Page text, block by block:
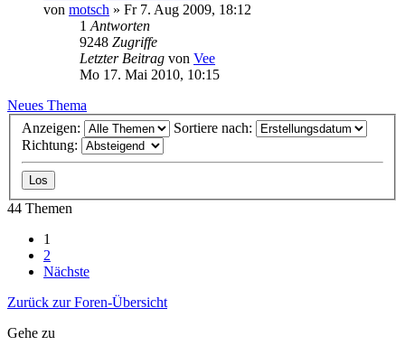
von motsch » Fr 7. Aug 2009, 18:12
1 Antworten
9248 Zugriffe
Letzter Beitrag von Vee
Mo 17. Mai 2010, 10:15
Neues Thema
Anzeigen:
Sortiere nach:
Richtung:
44 Themen
1
2
Nächste
Zurück zur Foren-Übersicht
Gehe zu